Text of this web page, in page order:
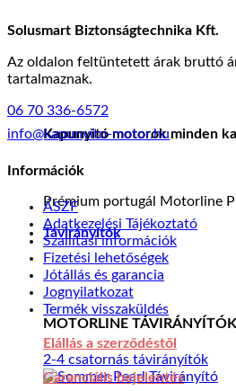
Kapunyitó motorok minden
Prémium portugál Motorline
Távirányítók
MOTORLINE TÁVIRÁNYÍTÓK
2-4 csatornás távirányítók
Solusmart Biztonságtechnika Kft.
Az oldalon feltüntetett árak bruttó
tartalmaznak.
06 70 336-6572
info@kapunyito-motor.hu
Információk
ÁSZF
Adatkezelési Tájékoztató
Szállítási információk
Fizetési lehetőségek
Jótállás és garancia
Jognyilatkozat
Termék visszaküldés
Elállás a szerződéstől
Garanciális bejelentés